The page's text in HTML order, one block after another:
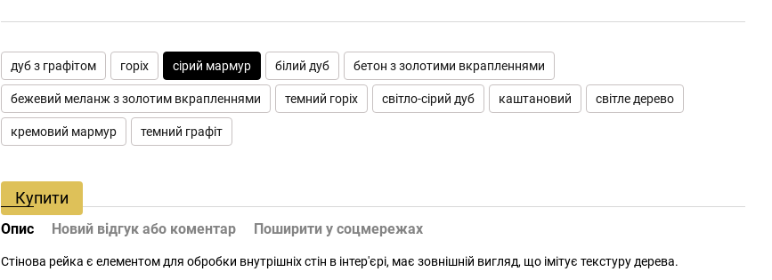
дуб з графітом горіх сірий мармур білий дуб бетон з золотими вкрапленнями
бежевий меланж з золотим вкрапленнями темний горіх світло-сірий дуб каштановий світле дерево
кремовий мармур темний графіт
Купити
Опис Новий відгук або коментар Поширити у соцмережах
Стінова рейка є елементом для обробки внутрішніх стін в інтер'єрі, має зовнішній вигляд, що імітує текстуру дерева.